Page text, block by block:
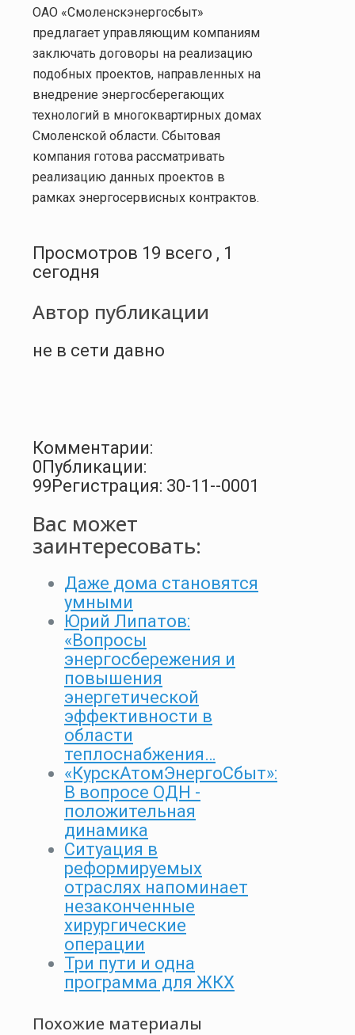
ОАО «Смоленскэнергосбыт»
предлагает управляющим компаниям
заключать договоры на реализацию
подобных проектов, направленных на
внедрение энергосберегающих
технологий в многоквартирных домах
Смоленской области. Сбытовая
компания готова рассматривать
реализацию данных проектов в
рамках энергосервисных контрактов.
Просмотров 19 всего , 1
сегодня
Автор публикации
не в сети давно
Комментарии:
0Публикации:
99Регистрация: 30-11--0001
Вас может
заинтересовать:
Даже дома становятся
умными
Юрий Липатов:
«Вопросы
энергосбережения и
повышения
энергетической
эффективности в
области
теплоснабжения…
«КурскАтомЭнергоСбыт»:
В вопросе ОДН -
положительная
динамика
Ситуация в
реформируемых
отраслях напоминает
незаконченные
хирургические
операции
Три пути и одна
программа для ЖКХ
Похожие материалы